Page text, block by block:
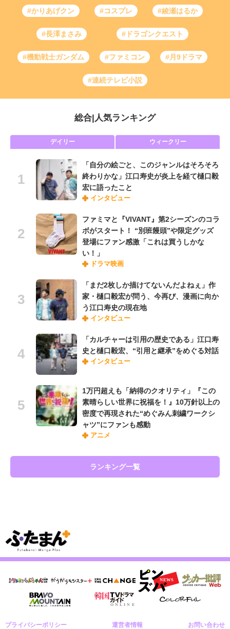
#かりあげクン #コスプレ #綾瀬はるか
#長澤まさみ #ドラゴンクエスト
#機動戦士ガンダム #ファミコン #月9ドラマ
#連続テレビ小説
総合 人気ランキング
デイリー ウィークリー
「自分の絵ごと、このジャンルはそろそろ
終わりかな」江口寿史が炎上を経て樋口毅
宏に語ったこと
インタビュー
ファミマと『VIVANT』第2シーズンのコラ
ボがスタート！ “別班饅頭”や限定グッズ
登場にファン感激「これは買うしかな
い！」
ドラマ映画
「まだ2枚しか描けてないんだよねぇ」作
家・樋口毅宏が問う、今再び、漫画に向か
う江口寿史の現在地
インタビュー
「カルチャーは引用の歴史である」江口寿
史と樋口毅宏、“引用と継承”をめぐる対話
インタビュー
1万円超えも「納得のクオリティ」『この
素晴らしい世界に祝福を！』10万針以上の
密度で再現された“めぐみん刺繍ワークシ
ャツ”にファンも感動
アニメ
ランキング一覧
プライバシーポリシー 運営者情報 お問い合わせ